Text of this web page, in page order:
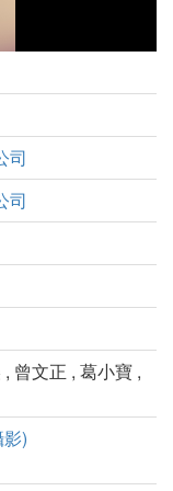
司
司
曾文正 , 葛小寶 ,
)